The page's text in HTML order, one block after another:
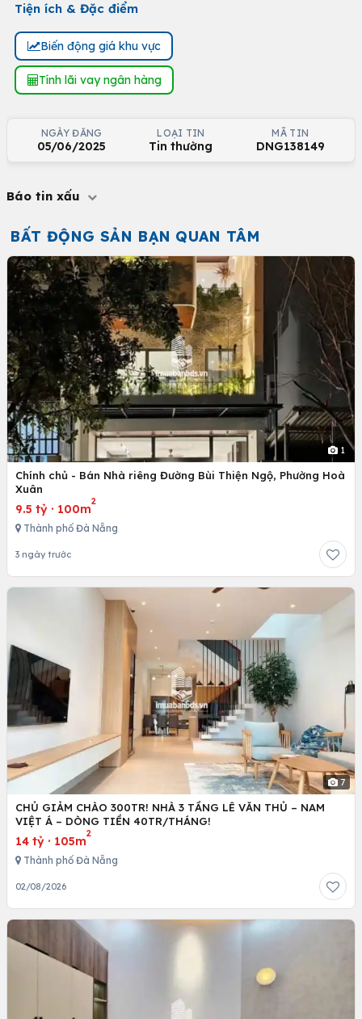
Tiện ích & Đặc điểm
Biến động giá khu vực
Tính lãi vay ngân hàng
NGÀY ĐĂNG
05/06/2025
LOẠI TIN
Tin thường
MÃ TIN
DNG138149
Báo tin xấu
BẤT ĐỘNG SẢN BẠN QUAN TÂM
1
Chính chủ - Bán Nhà riêng Đường Bùi Thiện Ngộ, Phường Hoà
Xuân
9.5 tỷ · 100m
2
Thành phố Đà Nẵng
3 ngày trước
7
CHỦ GIẢM CHÀO 300TR! NHÀ 3 TẦNG LÊ VĂN THỦ – NAM
VIỆT Á – DÒNG TIỀN 40TR/THÁNG!
14 tỷ · 105m
2
Thành phố Đà Nẵng
02/08/2026